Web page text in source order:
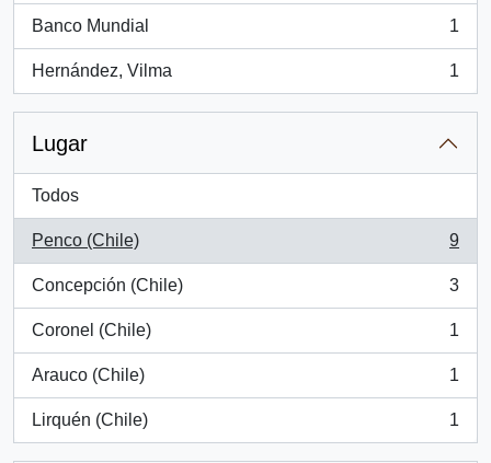
Banco Mundial
, 1 resultados
1
Hernández, Vilma
, 1 resultados
1
Lugar
Todos
Penco (Chile)
, 9 resultados
9
Concepción (Chile)
, 3 resultados
3
Coronel (Chile)
, 1 resultados
1
Arauco (Chile)
, 1 resultados
1
Lirquén (Chile)
, 1 resultados
1